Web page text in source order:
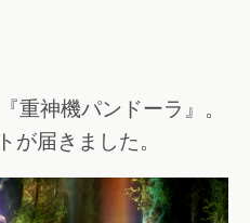
重神機パンドーラ』。
が届きました。